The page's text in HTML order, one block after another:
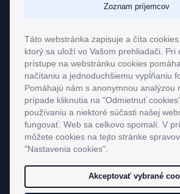
Maklérska zóna
GDPR
Pravidlá cookies
Nastavenie
Zoznam príjemcov
Táto webstránka zapisuje a číta
ktorý sa uloží vo Vašom prehliadači. Pri
prístupe na webstránku cookies
načítaniu a jednoduchšiemu vypĺňaniu
Pomáhajú nám s anonymnou analýzou
prípade kliknutia na "Odmietnuť
používaniu a niektoré súčasti našej
fungovať. Web sa celkovo spomalí. V
môžete cookies na tejto stránke
"Nastavenia cookies".
Akceptovať vybrané